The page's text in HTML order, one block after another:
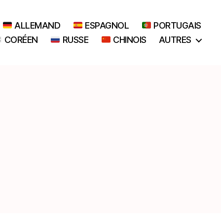
ALLEMAND ESPAGNOL
PORTUGAIS
CORÉEN RUSSE CHINOIS AUTRES